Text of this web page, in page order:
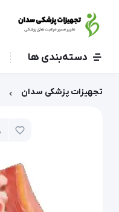
دسته‌بندی ها
تجهیزات پزشکی سدان